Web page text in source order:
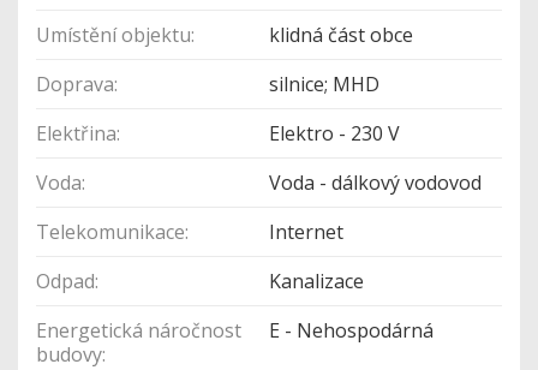
Umístění objektu:
klidná část obce
Doprava:
silnice; MHD
Elektřina:
Elektro - 230 V
Voda:
Voda - dálkový vodovod
Telekomunikace:
Internet
Odpad:
Kanalizace
Energetická náročnost
budovy:
E - Nehospodárná